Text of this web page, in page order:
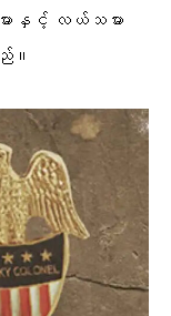
ားနှင့် လယ်သမား
။